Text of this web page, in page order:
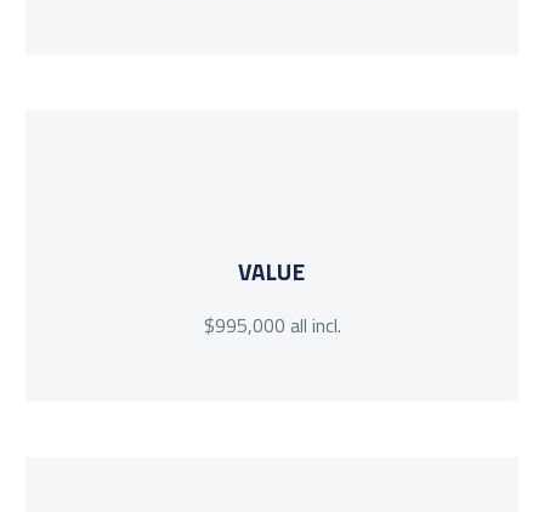
VALUE
$995,000 all incl.